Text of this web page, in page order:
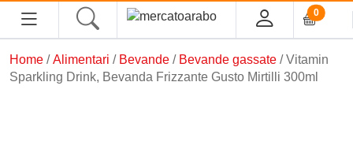
0
HOME
Home /Alimentari / Bevande / Bevande gassate / Vitamin
Sparkling Drink, Bevanda Frizzante Gusto Mirtilli 300ml